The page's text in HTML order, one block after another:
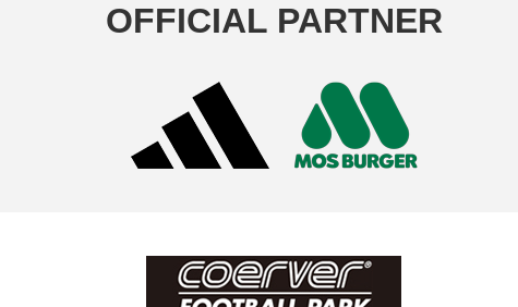
OFFICIAL PARTNER